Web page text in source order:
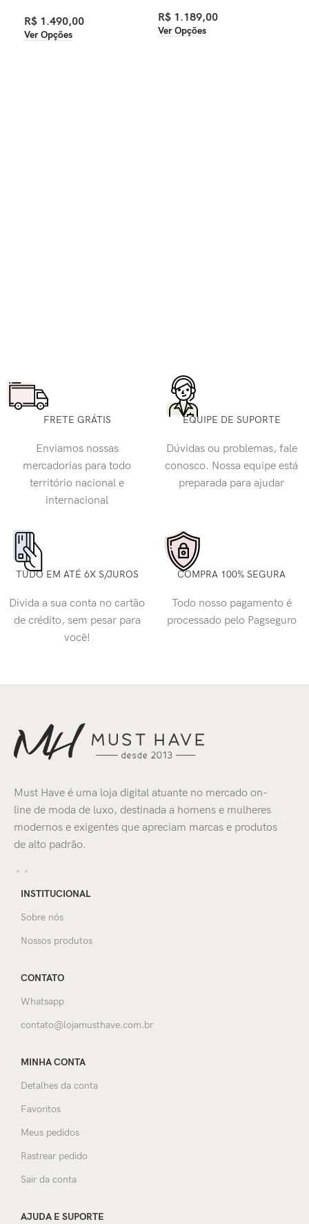
R$ 1.490,00
Ver Opções
R$ 1.189,00
Ver Opções
FRETE GRÁTIS
Enviamos nossas
mercadorias para todo
território nacional e
internacional
EQUIPE DE SUPORTE
Dúvidas ou problemas, fale
conosco. Nossa equipe está
preparada para ajudar
TUDO EM ATÉ 6X S/JUROS
Divida a sua conta no cartão
de crédito, sem pesar para
você!
COMPRA 100% SEGURA
Todo nosso pagamento é
processado pelo Pagseguro
Must Have é uma loja digital atuante no mercado on-
line de moda de luxo, destinada a homens e mulheres
modernos e exigentes que apreciam marcas e produtos
de alto padrão.
INSTITUCIONAL
Sobre nós
Nossos produtos
CONTATO
Whatsapp
contato@lojamusthave.com.br
MINHA CONTA
Detalhes da conta
Favoritos
Meus pedidos
Rastrear pedido
Sair da conta
AJUDA E SUPORTE